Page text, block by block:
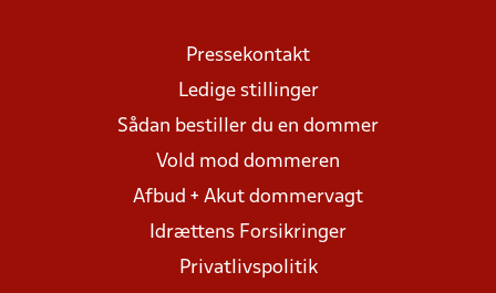
Pressekontakt
Ledige stillinger
Sådan bestiller du en dommer
Vold mod dommeren
Afbud + Akut dommervagt
Idrættens Forsikringer
Privatlivspolitik